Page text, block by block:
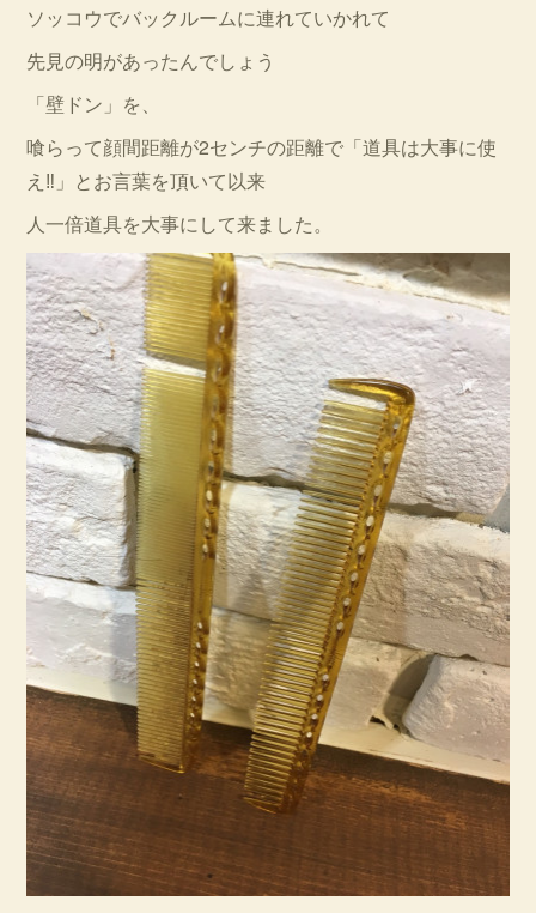
ソッコウでバックルームに連れていかれて
先見の明があったんでしょう
「壁ドン」を、
喰らって顔間距離が2センチの距離で「道具は大事に使
え‼︎」とお言葉を頂いて以来
人一倍道具を大事にして来ました。